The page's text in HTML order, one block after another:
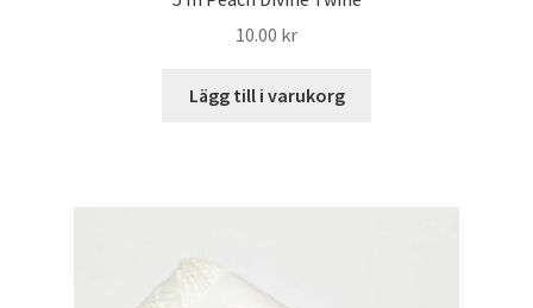
10.00 kr
Lägg till i varukorg